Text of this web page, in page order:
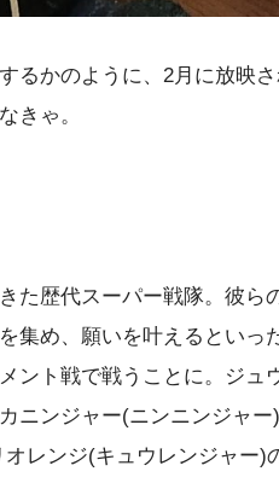
るかのように、2月に放映
きゃ。
た歴代スーパー戦隊。彼ら
集め、願いを叶えるといっ
ント戦で戦うことに。ジ
ニンジャー(ニンニンジャ
レンジ(キュウレンジャー